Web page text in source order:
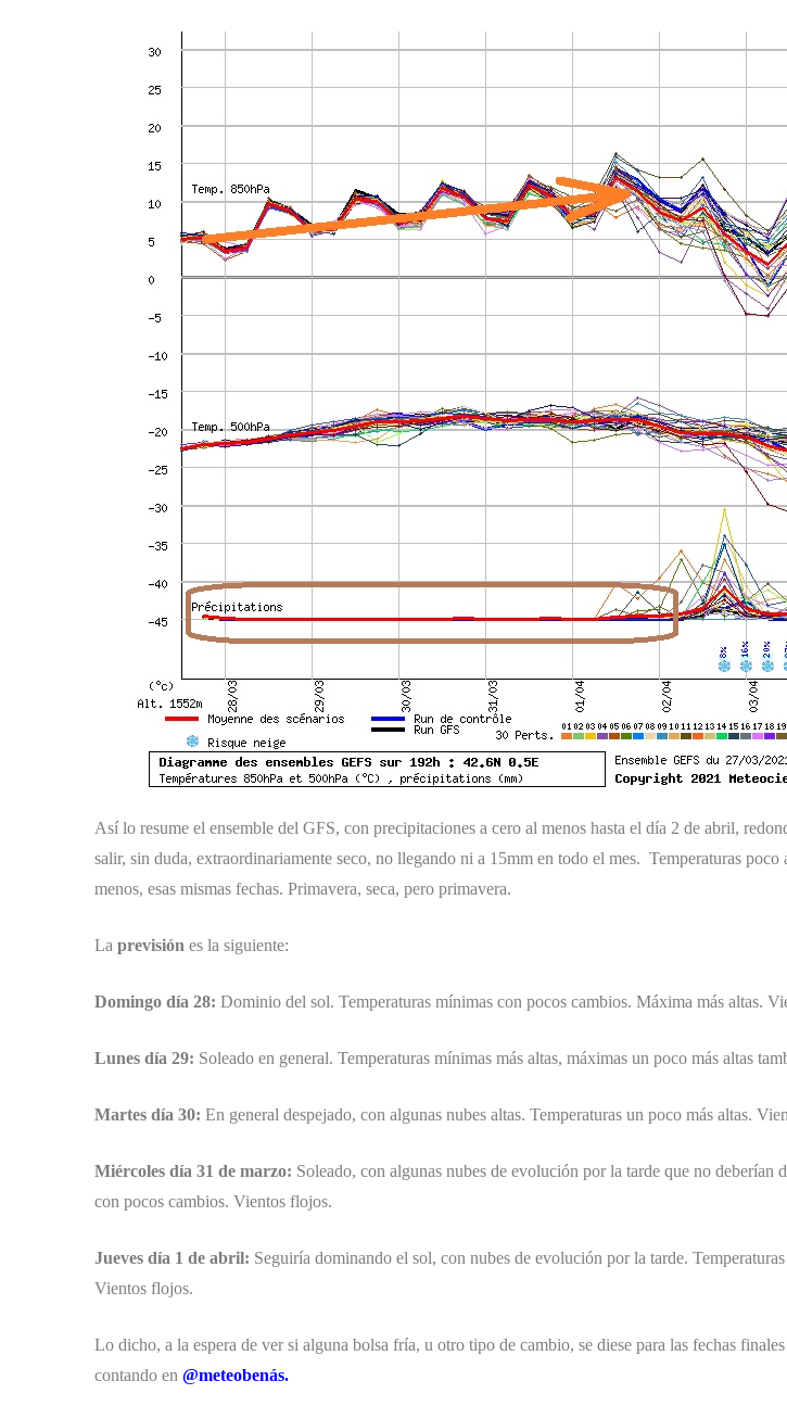
Así lo resume el ensemble del GFS, con precipitaciones a cero al menos hasta el día 2 de abril,
salir, sin duda, extraordinariamente seco, no llegando ni a 15mm en todo el mes. Temperaturas poco
menos, esas mismas fechas. Primavera, seca, pero primavera.
La previsión es la siguiente:
Domingo día 28: Dominio del sol. Temperaturas mínimas con pocos cambios. Máxima más altas.
Lunes día 29: Soleado en general. Temperaturas mínimas más altas, máximas un poco más altas
Martes día 30: En general despejado, con algunas nubes altas. Temperaturas un poco más altas.
Miércoles día 31 de marzo: Soleado, con algunas nubes de evolución por la tarde que no deberían
con pocos cambios. Vientos flojos.
Jueves día 1 de abril: Seguiría dominando el sol, con nubes de evolución por la tarde.
Vientos flojos.
Lo dicho, a la espera de ver si alguna bolsa fría, u otro tipo de cambio, se diese para las fechas
contando en @meteobenás.